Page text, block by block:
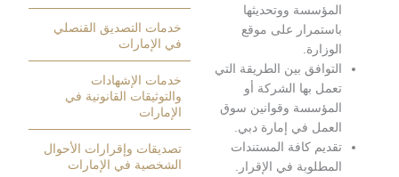
ووتحديثها
على موقع
بين الطريقة التي
بها الشركة أو
وقوانين سوق
في إمارة دبي.
كافة المستندات
في الإقرار.
خدمات التصديق القنصلي
في الإمارات
خدمات الإشهادات
والتوثيقات القانونية في
الإمارات
تصديقات وإقرارات الأحوال
الشخصية في الإمارات